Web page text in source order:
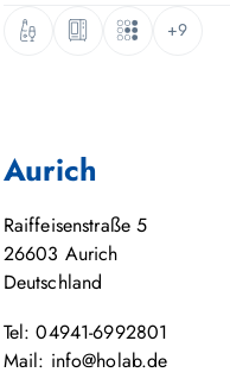
+9
Aurich
Raiffeisenstraße 5
26603 Aurich
Deutschland
Tel: 04941-6992801
Mail: info@holab.de